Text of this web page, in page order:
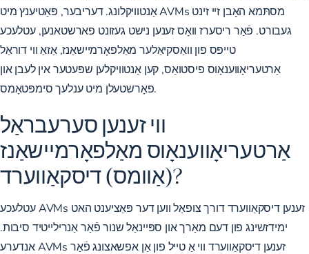
אַנטוויקלונג. דעריבער, פּאַטיענץ מיט AVMs מסתּמא האָבן זיי זינט
געבורט. פֿאַר ריסערז וואָס זענען נישט געזונט פארשטאנען, עטלעכע
טייפּס פון וואַסקיאַלער מאַלפאָרמיישאַנז, אַזאַ ווי דוראַל
אַרטעריאָווענאָוס פיסטואַס, קען אַנטוויקלען שפּעטער אין לעבן און
פאָרשטעלן מיט ענלעך סימפּטאָמס.
ווי זענען סערעבראַל
אַרטעריאָווענאָוס מאַלפאָרמיישאַנז
(אַוומס) דיסקאַווערד?
עטלעכע AVMs זענען דיסקאַווערד דורך צופאַל ווען דער פּאַציענט האט
ימידזשינג פון דעם מאַרך און ספּיינאַל שנור פֿאַר אַנרילייטיד סיבות.
אנדערע AVMs זענען דיסקאַווערד ווי אַ טייל פון אַן אפשאצונג פֿאַר